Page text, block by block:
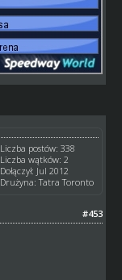
Liczba postów: 338
Liczba wątków: 2
Dołączył: Jul 2012
Drużyna: Tatra Toronto
#453